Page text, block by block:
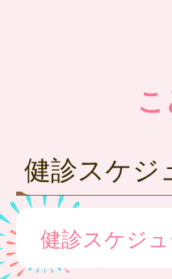
健診スケジ
健診スケジ